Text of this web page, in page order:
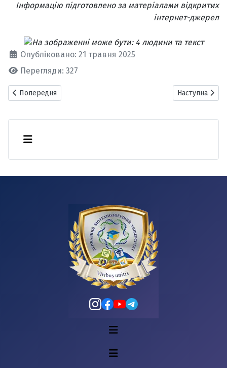
Інформацію підготовлено за матеріалами відкритих
інтернет-джерел
Опубліковано: 21 травня 2025
Перегляди: 327
Попередня стаття: Засідання Бібліотечної ради ДБТУ
Попередня Наступна
Наступна